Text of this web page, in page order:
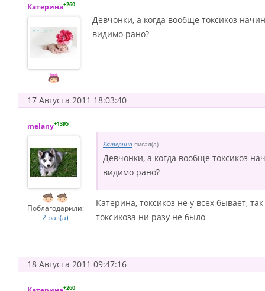
Катерина+260
Девчонки, а когда вообще токсикоз
видимо рано?
17 Августа 2011 18:03:40
melany+1395
Поблагодарили:
2 раз(а)
Катерина писал(а)
Девчонки, а когда вообще токсикоз
видимо рано?
Катерина, токсикоз не у всех бывает,
токсикоза ни разу не было
18 Августа 2011 09:47:16
+260